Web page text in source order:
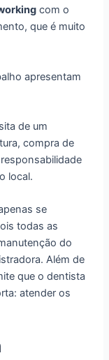
com o
que é muito
apresentam
de um
compra de
local.
se
todas as
do
Além de
que o dentista
atender os